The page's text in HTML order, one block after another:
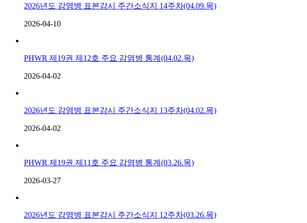
2026년도 감염병 표본감시 주간소식지 14주차(04.09.목)
2026-04-10
PHWR 제19권 제12호 주요 감염병 통계(04.02.목)
2026-04-02
2026년도 감염병 표본감시 주간소식지 13주차(04.02.목)
2026-04-02
PHWR 제19권 제11호 주요 감염병 통계(03.26.목)
2026-03-27
2026년도 감염병 표본감시 주간소식지 12주차(03.26.목)